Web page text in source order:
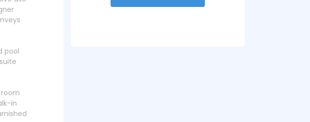
pool
in